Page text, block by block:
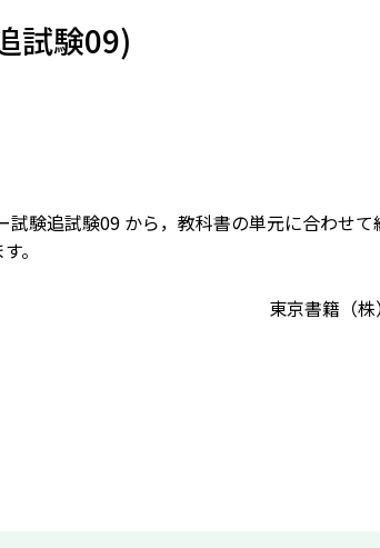
試験09)
試験追試験09 から，教科書の単元に合わせ
。
東京書籍（